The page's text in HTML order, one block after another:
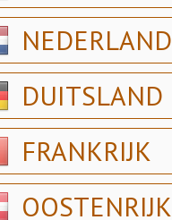
NEDERLAND
DUITSLAND
FRANKRIJK
OOSTENRIJK